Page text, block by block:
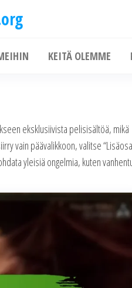
KEITÄ OLEMME
eksklusiivista pelisisältöä, mikä
vain päävalikkoon, valitse
yleisiä ongelmia, kuten